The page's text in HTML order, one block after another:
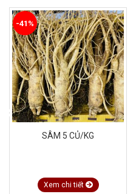
SÂM 5 CỦ/KG
-41%
Xem chi tiết